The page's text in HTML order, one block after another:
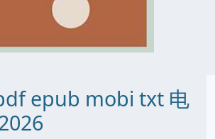
epub mobi txt 电